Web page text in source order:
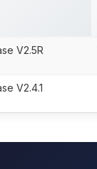
V2.5R
V2.4.1